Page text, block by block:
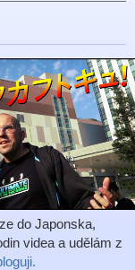
do Japonska,
videa a udělám z